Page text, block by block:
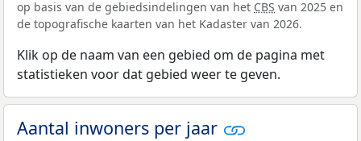
op basis van de gebiedsindelingen van het CBS van 2025 en
de topografische kaarten van het Kadaster van 2026.
Klik op de naam van een gebied om de pagina met
statistieken voor dat gebied weer te geven.
Aantal inwoners per jaar